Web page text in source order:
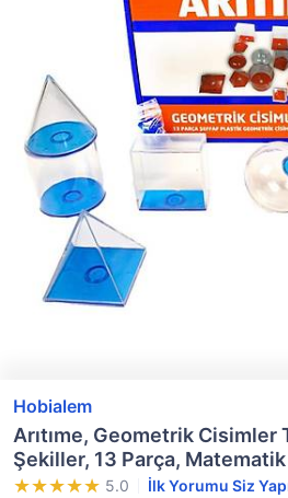
Hobialem
Arıtıme, Geometrik Cisimler
Şekiller, 13 Parça,
5.0 İlk Yorumu Siz